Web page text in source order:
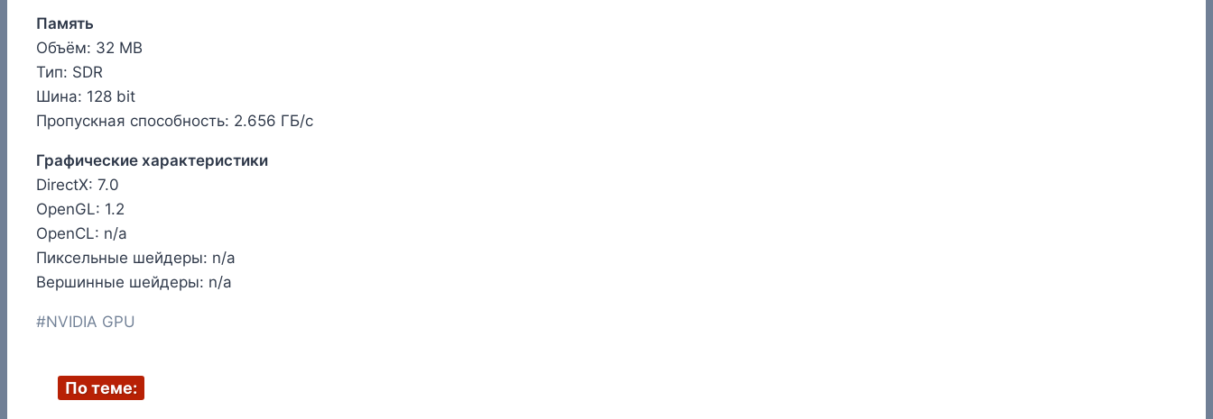
Память
Объём: 32 MB
Тип: SDR
Шина: 128 bit
Пропускная способность: 2.656 ГБ/с
Графические характеристики
DirectX: 7.0
OpenGL: 1.2
OpenCL: n/a
Пиксельные шейдеры: n/a
Вершинные шейдеры: n/a
Метки
#NVIDIA GPU
По теме: